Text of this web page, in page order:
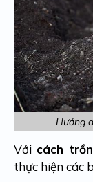
Hướng
Với cách
thực hiện các